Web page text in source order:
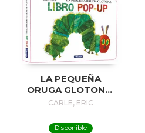
LA PEQUEÑA
ORUGA GLOTONA.
EL LIBRO POP-UP
CARLE)
CARLE, ERIC
Disponible